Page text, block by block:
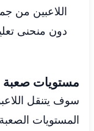
اللاعبين من
دون منحنى
مستويات صعبة
سوف يتنقل
المستويات الصعبة